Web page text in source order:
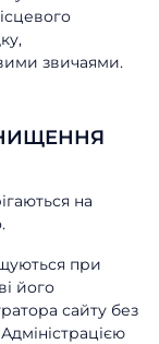
звичаями.
на
при
його
сайту без
саме
вами
дня!
саме
вами
дня!